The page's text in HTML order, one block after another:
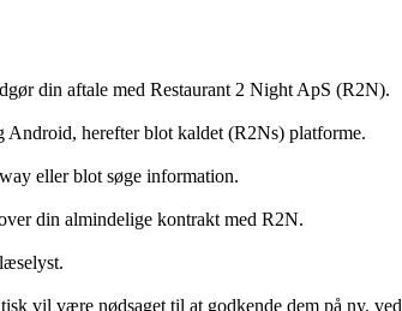
din aftale med Restaurant 2 Night ApS (R2N).
herefter blot kaldet (R2Ns) platforme.
eller blot søge information.
din almindelige kontrakt med R2N.
vil være nødsaget til at godkende dem på ny,